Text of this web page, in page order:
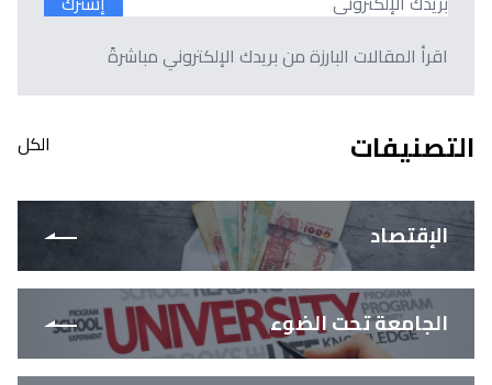
اقرأ المقالات البارزة من بريدك الإلكتروني مباشرةً
التصنيفات الكل
الإقتصاد
الجامعة تحت الضوء